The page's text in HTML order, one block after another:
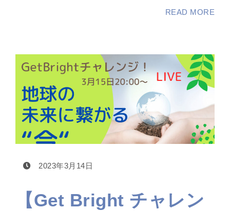
READ MORE
2023年3月14日
【Get Bright チャレン